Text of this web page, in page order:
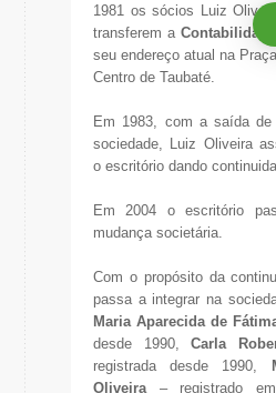
1981 os sócios Luiz
transferem a
seu endereço atual na
Centro de Taubaté.
Em 1983, com a saída de
sociedade, Luiz Oliveira
o escritório dando
Em 2004 o escritório
mudança societária.
Com o propósito da
passa a integrar na
Maria Aparecida de
desde 1990, Carla
registrada desde 1990,
Oliveira – registrado